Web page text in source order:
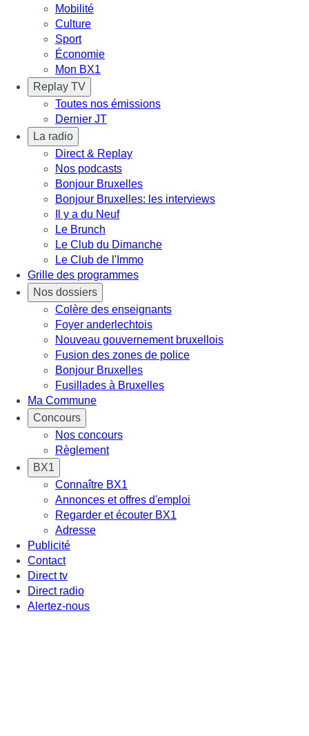
Mobilité
Culture
Sport
Économie
Mon BX1
Replay TV
Toutes nos émissions
Dernier JT
La radio
Direct & Replay
Nos podcasts
Bonjour Bruxelles
Bonjour Bruxelles: les interviews
Il y a du Neuf
Le Brunch
Le Club du Dimanche
Le Club de l'Immo
Grille des programmes
Nos dossiers
Colère des enseignants
Foyer anderlechtois
Nouveau gouvernement bruxellois
Fusion des zones de police
Bonjour Bruxelles
Fusillades à Bruxelles
Ma Commune
Concours
Nos concours
Règlement
BX1
Connaître BX1
Annonces et offres d'emploi
Regarder et écouter BX1
Adresse
Publicité
Contact
Direct tv
Direct radio
Alertez-nous